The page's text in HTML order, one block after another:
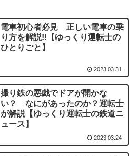
電車初心者必見 正しい電車の乗
り方を解説!!【ゆっくり運転士の
ひとりごと】
2023.03.31
撮り鉄の悪戯でドアが開かな
い？ なにがあったのか？運転士
が解説【ゆっくり運転士の鉄道ニ
ュース】
2023.03.24